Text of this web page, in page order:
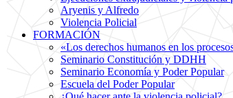
Aryenis y Alfredo
Violencia Policial
FORMACIÓN
«Los derechos humanos en los
Seminario Constitución y DDHH
Seminario Economía y Poder Popular
Escuela del Poder Popular